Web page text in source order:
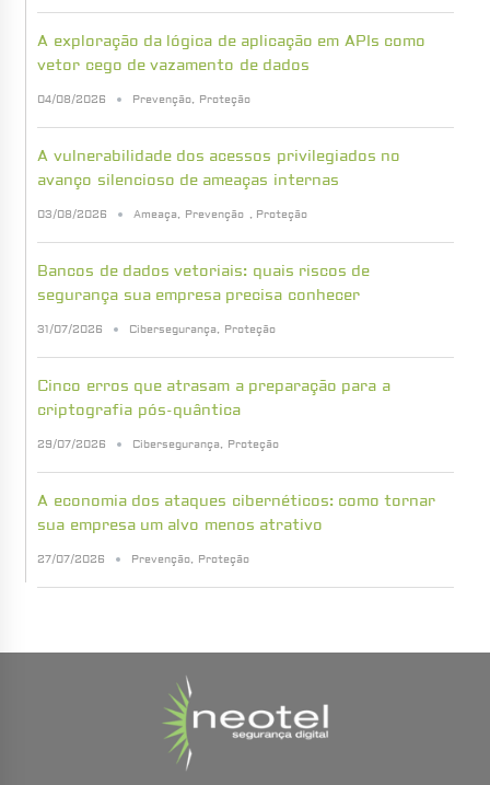
A exploração da lógica de aplicação em APIs como
vetor cego de vazamento de dados
04/08/2026 Prevenção, Proteção
A vulnerabilidade dos acessos privilegiados no
avanço silencioso de ameaças internas
03/08/2026 Ameaça, Prevenção , Proteção
Bancos de dados vetoriais: quais riscos de
segurança sua empresa precisa conhecer
31/07/2026 Cibersegurança, Proteção
Cinco erros que atrasam a preparação para a
criptografia pós-quântica
29/07/2026 Cibersegurança, Proteção
A economia dos ataques cibernéticos: como tornar
sua empresa um alvo menos atrativo
27/07/2026 Prevenção, Proteção